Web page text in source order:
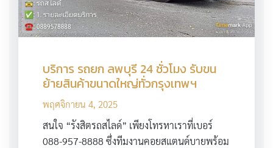
บริการ รถยก ลพบุรี 24 ชั่วโมง รับขน
ย้ายสินค้าขนาดใหญ่ทั่วกรุงเทพฯ
พฤศจิกายน 4, 2025
สนใจ “รังสิตรถสไลด์” เพียงโทรหาเราที่เบอร์
088-957-8888 ซึ่งทีมงานคอยสแตนด์บายพร้อม